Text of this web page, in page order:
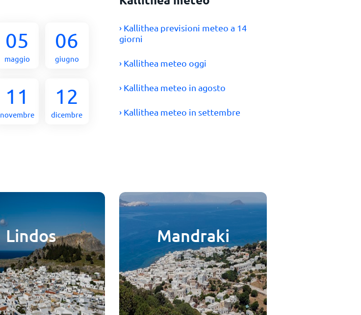
05
maggio
06
giugno
11
novembre
12
dicembre
› Kallithea previsioni meteo a 14
giorni
› Kallithea meteo oggi
› Kallithea meteo in agosto
› Kallithea meteo in settembre
Lindos Mandraki